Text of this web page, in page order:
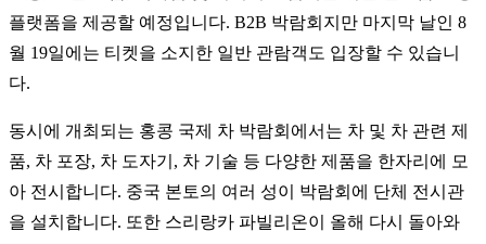
플랫폼을 제공할 예정입니다. B2B 박람회지만 마지막 날인 8
월 19일에는 티켓을 소지한 일반 관람객도 입장할 수 있습니
다.
동시에 개최되는 홍콩 국제 차 박람회에서는 차 및 차 관련 제
품, 차 포장, 차 도자기, 차 기술 등 다양한 제품을 한자리에 모
아 전시합니다. 중국 본토의 여러 성이 박람회에 단체 전시관
을 설치합니다. 또한 스리랑카 파빌리온이 올해 다시 돌아와